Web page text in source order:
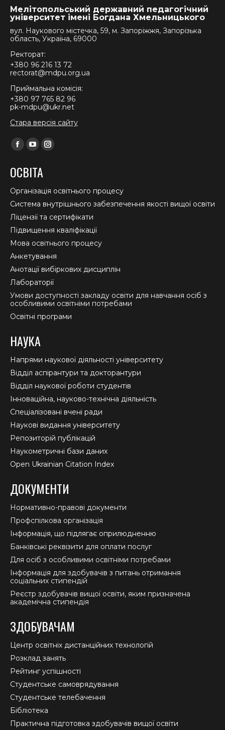
Мелітопольський державний педагогічний
університет імені Богдана Хмельницького
вул. Наукового містечка, 59, м. Запоріжжя, Запорізька
область, Україна, 69000
Ректорат:
+380 96 216 13 72
rectorat@mdpu.org.ua
Приймальна комісія:
+380 97 765 82 96
pk-mdpu@ukr.net
Стара версія сайту
Find us on:
Facebook
opens
in
new
window
YouTube
opens
in
new
window
Instagram
in
new
window
ОСВІТА
Організація освітнього процесу
Система внутрішнього забезпечення якості вищої освіти
Ліцензії та сертифікати
Підвищення кваліфікації
Мова освітнього процесу
Анкетування
Анотації вибіркових дисциплін
Лабораторії
Умови доступності закладу освіти для навчання осіб з
особливими освітніми потребами
Освітні програми
НАУКА
Напрями наукової діяльності університету
Відділ аспірантури та докторантури
Відділ наукової роботи студентів
Інноваційна, науково-технічна діяльність
Спеціалізовані вчені ради
Наукові видання університету
Репозиторій публікацій
Наукометричні бази даних
Open Ukrainian Citation Index
ДОКУМЕНТИ
Нормативно-правові документи
Профспілкова організація
Інформація, що підлягає оприлюдненню
Банківські реквізити для оплати послуг
Для осіб з особливими освітніми потребами
Інформація для здобувачів з питань отримання
соціальних стипендій
Реєстр здобувачів вищої освіти, яким призначена
академічна стипендія
ЗДОБУВАЧАМ
Центр освітніх дистанційних технологій
Розклад занять
Рейтинг успішності
Студентське самоврядування
Студентське телебачення
Бібліотека
Практична підготовка здобувачів вищої освіти